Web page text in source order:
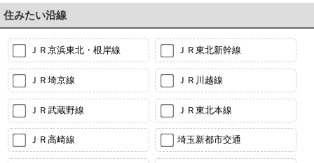
住みたい沿線
ＪＲ京浜東北・根岸線 ＪＲ東北新幹線
ＪＲ埼京線 ＪＲ川越線
ＪＲ武蔵野線 ＪＲ東北本線
ＪＲ高崎線 埼玉新都市交通